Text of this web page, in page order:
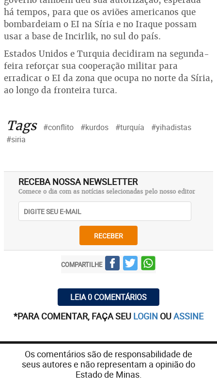
há tempos, para que os aviões americanos que
bombardeiam o EI na Síria e no Iraque possam
usar a base de Incirlik, no sul do país.
Estados Unidos e Turquia decidiram na segunda-
feira reforçar sua cooperação militar para
erradicar o EI da zona que ocupa no norte da Síria,
ao longo da fronteira turca.
Tags #conflito #kurdos #turquía
#yihadistas
#siria
RECEBA NOSSA NEWSLETTER
Comece o dia com as notícias selecionadas pelo nosso editor
RECEBER
COMPARTILHE
LEIA 0 COMENTÁRIOS
*PARA COMENTAR, FAÇA SEU LOGIN OUASSINE
Os comentários são de responsabilidade de
seus autores e não representam a opinião do
Estado de Minas.